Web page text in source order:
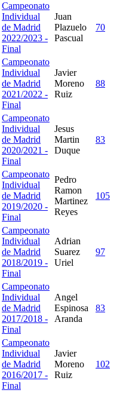
Campeonato
Individual
de Madrid
2022/2023 -
Final
Juan
Plazuelo
Pascual
70
Campeonato
Individual
de Madrid
2021/2022 -
Final
Javier
Moreno
Ruiz
88
Campeonato
Individual
de Madrid
2020/2021 -
Final
Jesus
Martin
Duque
83
Campeonato
Individual
de Madrid
2019/2020 -
Final
Pedro
Ramon
Martinez
Reyes
105
Campeonato
Individual
de Madrid
2018/2019 -
Final
Adrian
Suarez
Uriel
97
Campeonato
Individual
de Madrid
2017/2018 -
Final
Angel
Espinosa
Aranda
83
Campeonato
Individual
de Madrid
2016/2017 -
Final
Javier
Moreno
Ruiz
102